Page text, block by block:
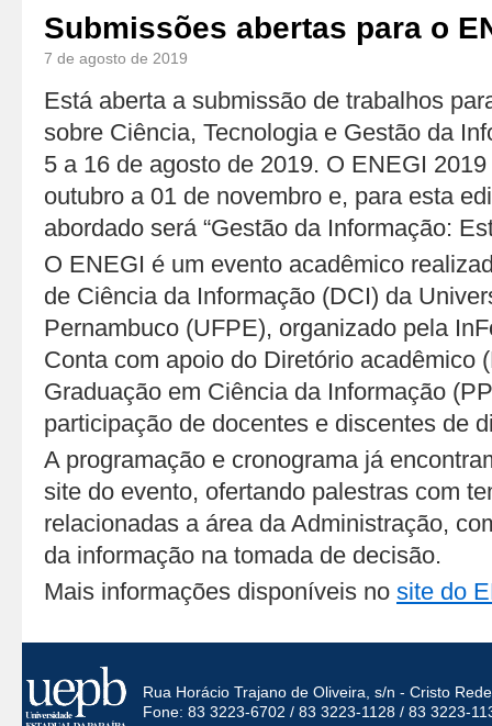
Submissões abertas para o
7 de agosto de 2019
Está aberta a submissão de trabalhos
sobre Ciência, Tecnologia e Gestão da
5 a 16 de agosto de 2019. O ENEGI
outubro a 01 de novembro e, para esta
abordado será “Gestão da Informação:
O ENEGI é um evento acadêmico
de Ciência da Informação (DCI) da
Pernambuco (UFPE), organizado pela
Conta com apoio do Diretório acadêmico
Graduação em Ciência da Informação
participação de docentes e discentes de
A programação e cronograma já
site do evento, ofertando palestras com
relacionadas a área da Administração,
da informação na tomada de decisão.
Mais informações disponíveis no site do
Rua Horácio Trajano de Oliveira, s/n - Cristo
Fone: 83 3223-6702 / 83 3223-1128 / 83 3223-